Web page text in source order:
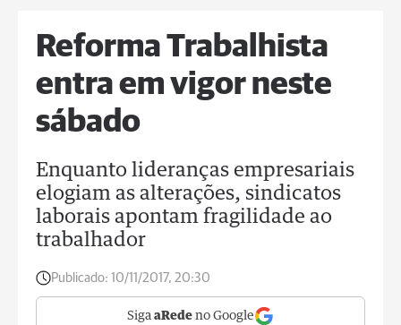
Reforma Trabalhista
entra em vigor neste
sábado
Enquanto lideranças empresariais
elogiam as alterações, sindicatos
laborais apontam fragilidade ao
trabalhador
Publicado: 10/11/2017, 20:30
Siga aRede no Google